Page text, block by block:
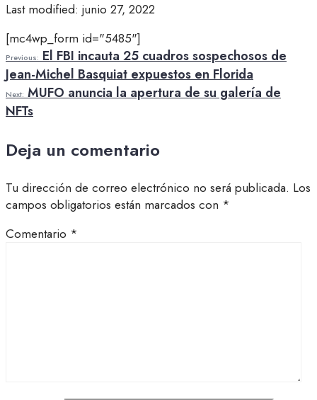
Last modified: junio 27, 2022
[mc4wp_form id="5485"]
Previous:El FBI incauta 25 cuadros sospechosos de
Jean-Michel Basquiat expuestos en Florida
Next:MUFO anuncia la apertura de su galería de
NFTs
Deja un comentario
Tu dirección de correo electrónico no será publicada. Los
campos obligatorios están marcados con *
Comentario *